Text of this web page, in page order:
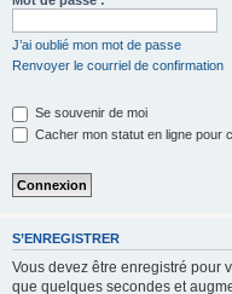
J’ai oublié mon mot de passe
Renvoyer le courriel de confirmation
Se souvenir de moi
Cacher mon statut en ligne pour
S’ENREGISTRER
Vous devez être enregistré pour
que quelques secondes et